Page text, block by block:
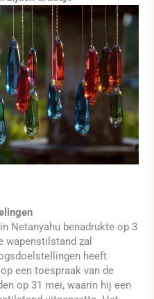
Netanyahu benadrukte op 3
wapenstilstand zal
heeft
een toespraak van de
op 31 mei, waarin hij een